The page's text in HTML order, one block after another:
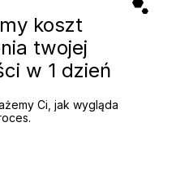
koszt
twojej
w 1 dzień
Ci, jak wygląda